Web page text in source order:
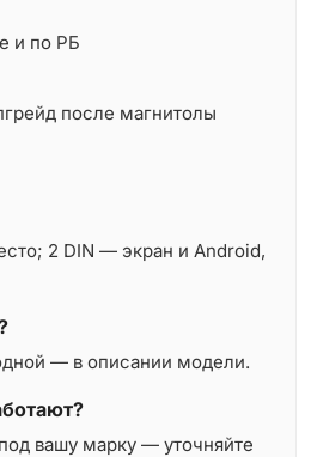
и по РБ
после магнитолы
2 DIN — экран и Android,
— в описании модели.
вашу марку — уточняйте